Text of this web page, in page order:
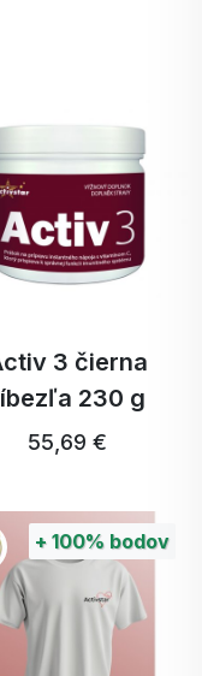
3 čierna
230 g
55,69 €
+ 100% bodov